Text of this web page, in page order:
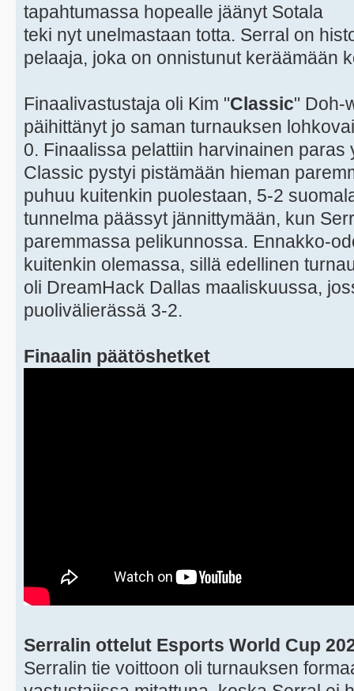
tapahtumassa hopealle jäänyt Sotala
teki nyt unelmastaan totta. Serral on
pelaaja, joka on onnistunut keräämään
Finaalivastustaja oli Kim "Classic" Doh-
päihittänyt jo saman turnauksen
0. Finaalissa pelattiin harvinainen
Classic pystyi pistämään hieman
puhuu kuitenkin puolestaan, 5-2
tunnelma päässyt jännittymään, kun
paremmassa pelikunnossa. Ennakko-
kuitenkin olemassa, sillä edellinen
oli DreamHack Dallas maaliskuussa,
puolivälierässä 3-2.
Finaalin päätöshetket
Serralin ottelut Esports World Cup
Serralin tie voittoon oli turnauksen